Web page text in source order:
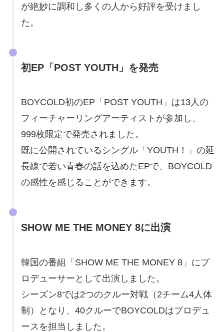
が絶妙に調和し多くの人から好評を受けまし
た。
初EP「 POST YOUTH 」を発売
BOYCOLD初のEP「POST YOUTH」は13人の
フィーチャーリングアーティストが参加し、
999枚限定で発売されました。
既に公開されているシングル「YOUTH！」の延
長線で若い青春の話を込めたEPで、BOYCOLD
の感性を感じることができます。
SHOW ME THE MONEY 8に出演
韓国の番組「SHOW ME THE MONEY 8」にプ
ロデューサーとして出演しました。
シーズン8では2つのクルー対戦（2チーム4人体
制）となり、40クルーでBOYCOLDはプロデュ
ースを担当しました。